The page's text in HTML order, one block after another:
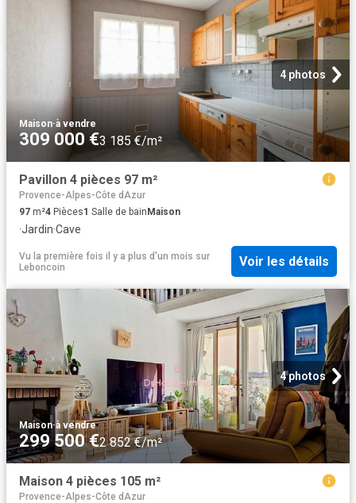
4 photos
Maison·à vendre
309 000 €3 185 €/m²
Pavillon 4 pièces 97 m²
Provence-Alpes-Côte dAzur
97 m²4 Pièces1 Salle de bain Maison
·Jardin·Cave
Vu la première fois il y a plus d'un mois sur
Leboncoin
Voir les détails
4 photos
Maison·à vendre
299 500 €2 852 €/m²
Maison 4 pièces 105 m²
Provence-Alpes-Côte dAzur